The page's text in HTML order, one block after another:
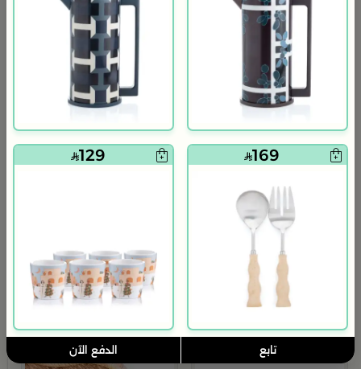
169
129
تابع الدفع الآن
طقم عشاء 18 قطعة من سولانا
570
بلندز هوم
طقم العشاء 18 قطعة من سولانا
119
480 75% خصم